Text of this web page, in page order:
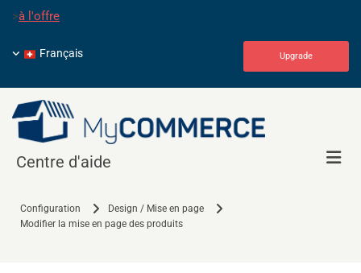
>à l'offre
Upgrade
Français
Centre d'aide
Configuration
Design / Mise en page
Modifier la mise en page des produits